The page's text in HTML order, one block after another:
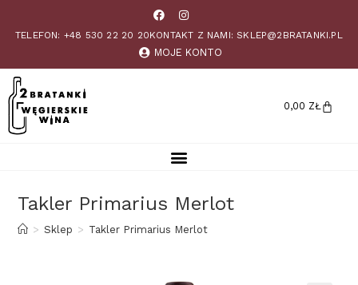
TELEFON: +48 530 22 20 20KONTAKT Z NAMI: SKLEP@2BRATANKI.PL
MOJE KONTO
0,00 ZŁ
Takler Primarius Merlot
> Sklep > Takler Primarius Merlot